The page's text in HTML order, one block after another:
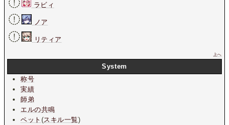
ラビィ
ノア
リティア
上へ
System
称号
実績
師弟
エルの共鳴
ペット (スキル一覧)